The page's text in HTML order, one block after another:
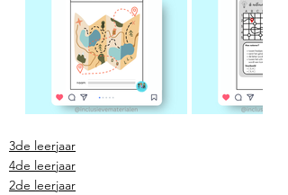
3de leerjaar
4de leerjaar
2de leerjaar